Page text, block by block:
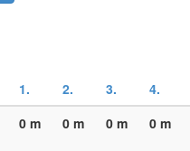
1. 2. 3.
4.
0 m 0 m 0 m 0 m